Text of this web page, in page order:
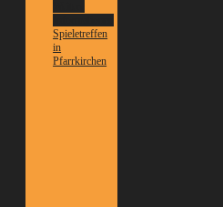
Spieletreffen
in
Pfarrkirchen